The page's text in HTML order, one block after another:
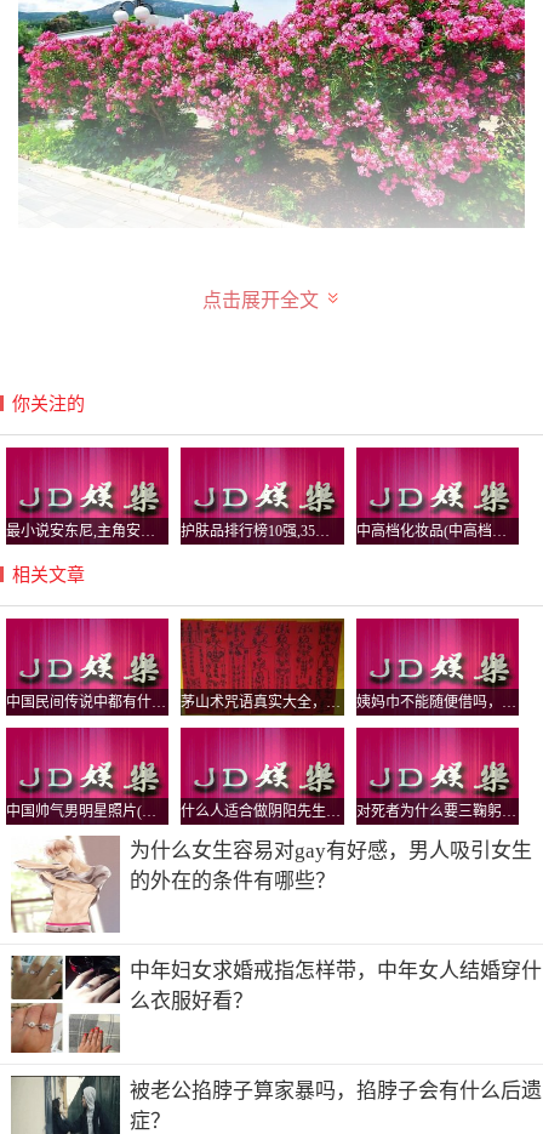
如果是轻工业的工厂，比如服装厂、电子厂等，可以栽种些
工厂大门口为什么不能朝西？
可能是很多人觉得西面是代表衰败的意思，日落西山等词语
都是形容一件事物将要灭亡。当然工厂大门的朝向并不是固
呼应。
点击展开全文
你关注的
相关文章
茅山术咒语真实大全，茅山五鬼运财术揭秘
为什么女生容易对gay有好感，男人吸引女生
的外在的条件有哪些？
中年妇女求婚戒指怎样带，中年女人结婚穿什
么衣服好看？
被老公掐脖子算家暴吗，掐脖子会有什么后遗
症？